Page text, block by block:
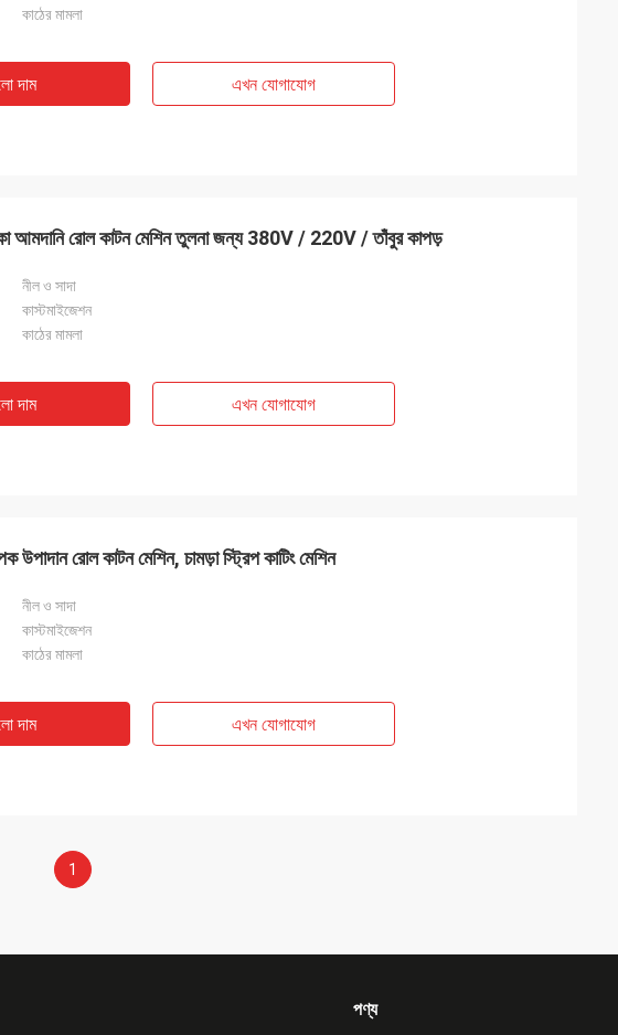
কাঠের মামলা
দাম এখন যোগাযোগ
আমদানি রোল কাটন মেশিন তুলনা জন্য 380V / 220V / তাঁবুর কাপড়
নীল ও সাদা
কাস্টমাইজেশন
কাঠের মামলা
দাম এখন যোগাযোগ
উপাদান রোল কাটন মেশিন, চামড়া স্ট্রিপ কাটিং মেশিন
নীল ও সাদা
কাস্টমাইজেশন
কাঠের মামলা
দাম এখন যোগাযোগ
1
পণ্য